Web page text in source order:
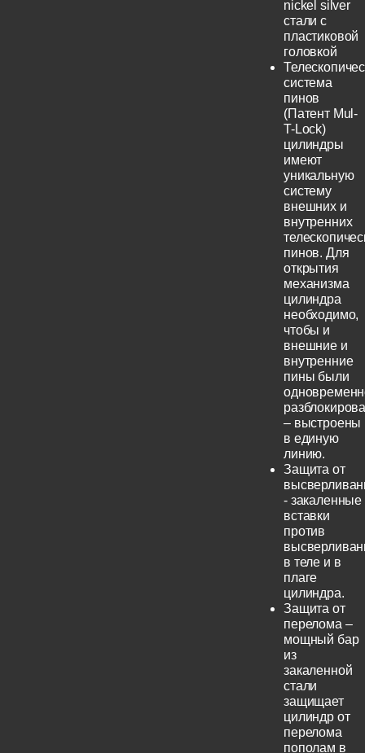
nickel silver
стали с
пластиковой
головкой
система
пинов
(Патент Mul-
T-Lock)
цилиндры
имеют
уникальную
систему
внешних и
внутренних
пинов. Для
открытия
механизма
цилиндра
необходимо,
чтобы и
внешние и
внутренние
пины были
– выстроены
в единую
линию.
Защита от
- закаленные
вставки
против
в теле и в
плаге
цилиндра.
Защита от
перелома –
мощный бар
из
закаленной
стали
защищает
цилиндр от
перелома
пополам в